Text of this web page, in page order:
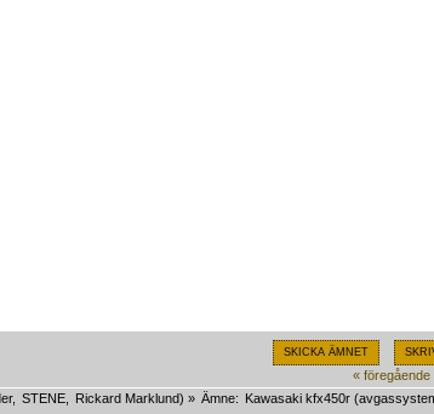
SKICKA ÄMNET
« föregående
, STENE, Rickard Marklund) » Ämne: Kawasaki kfx450r